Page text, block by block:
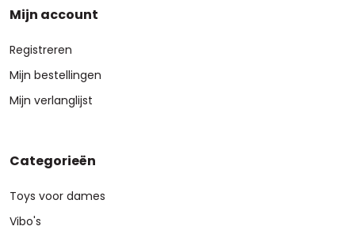
Mijn account
Registreren
Mijn bestellingen
Mijn verlanglijst
Categorieën
Toys voor dames
Vibo's